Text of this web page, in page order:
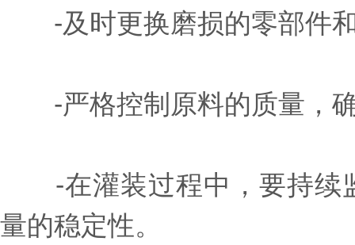
-及时更换磨损的零部件和
-严格控制原料的质量，确
-在灌装过程中，要持续
量的稳定性。